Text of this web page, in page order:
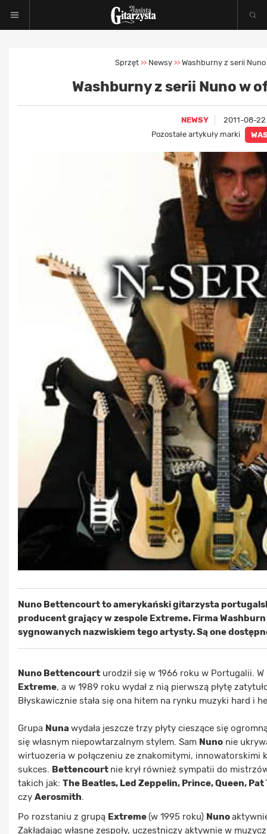
Sprzęt >> Newsy >> Washburny z serii
Washburny z serii Nuno w
NEWSY
2011-08-22
Pozostałe artykuły marki
Nuno Bettencourt to amerykański gitarzysta
producent grający w zespole Extreme. Firma Washburn
sygnowanych nazwiskiem tego artysty. Są one
Nuno Bettencourt urodził się w 1966 roku w Portugalii.
Extreme, a w 1989 roku wydał z nią pierwszą płytę
Błyskawicznie stała się ona hitem na rynku muzyki hard i
Grupa Nuna wydała jeszcze trzy płyty cieszące się
się własnym niepowtarzalnym stylem. Sam Nuno nie
wirtuozeria w połączeniu ze znakomitymi, innowatorskimi
sukces. Bettencourt nie krył również sympatii do
takich jak: The Beatles, Led Zeppelin, Prince, Queen, Pat
czy Aerosmith.
Po rozstaniu z grupą Extreme (w 1995 roku) Nuno
Zakładając własne zespoły, uczestniczy aktywnie w